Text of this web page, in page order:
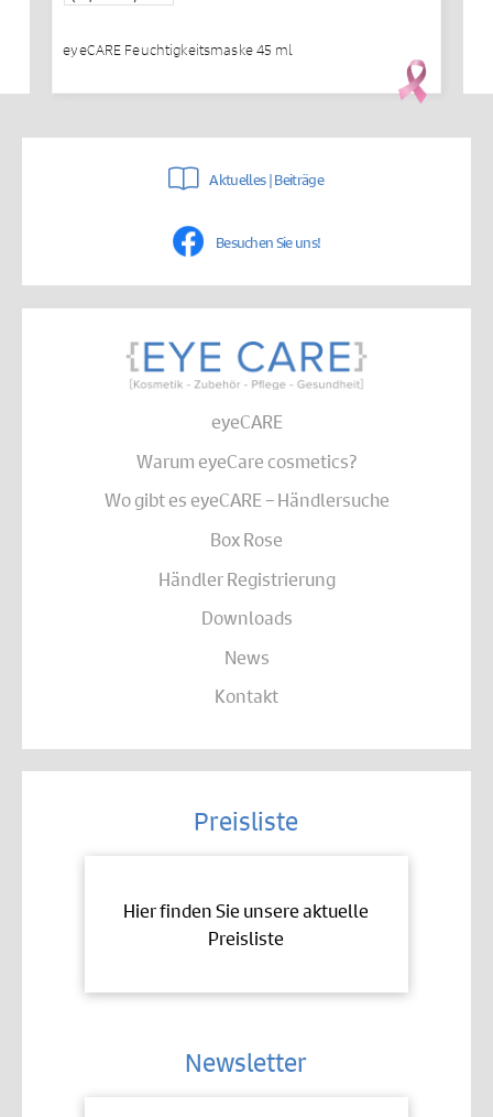
eyeCARE Feuchtigkeitsmaske 45 ml
Aktuelles | Beiträge
Besuchen Sie uns!
eyeCARE
Warum eyeCare cosmetics?
Wo gibt es eyeCARE – Händlersuche
Box Rose
Händler Registrierung
Downloads
News
Kontakt
Preisliste
Hier finden Sie unsere aktuelle
Preisliste
Newsletter